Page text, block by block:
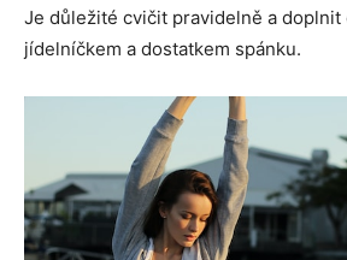
Je důležité cvičit pravidelně a doplnit
jídelníčkem a dostatkem spánku.